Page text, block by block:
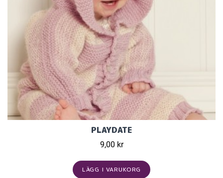
PLAYDATE
9,00 kr
LÄGG I VARUKORG